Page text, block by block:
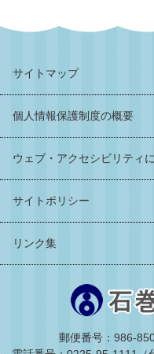
サイトマップ
個人情報保護制度の概要
ウェブ・アクセシビリティ
サイトポリシー
リンク集
郵便番号：986-